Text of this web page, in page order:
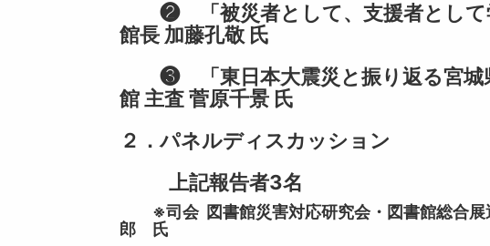
❷ 「被災者として、支援者として
館長 加藤孔敬 氏
❸ 「東日本大震災と振り返る宮城
館 主査 菅原千景 氏
２．パネルディスカッション
上記報告者3名
※司会 図書館災害対応研究会・図書館総合展
郎 氏